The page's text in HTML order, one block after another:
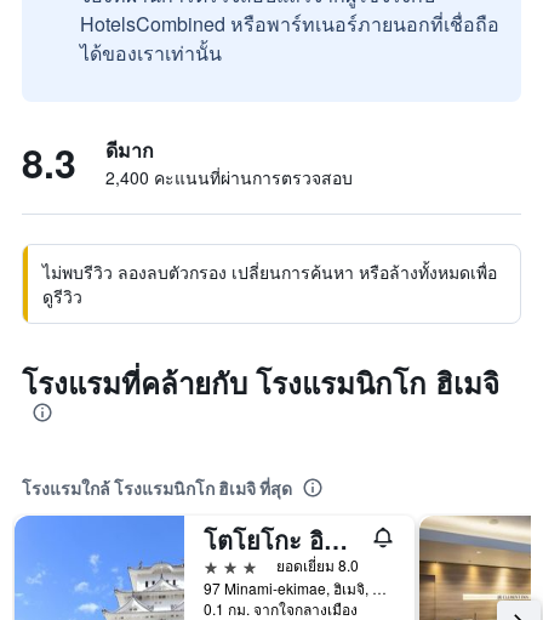
HotelsCombined หรือพาร์ทเนอร์ภายนอกที่เชื่อถือ
ได้ของเราเท่านั้น
8.3 ดีมาก
2,400 คะแนนที่ผ่านการตรวจสอบ
ไม่พบรีวิว ลองลบตัวกรอง เปลี่ยนการค้นหา หรือล้างทั้งหมดเพื่อ
ดูรีวิว
โรงแรมที่คล้ายกับ โรงแรมนิกโก ฮิเมจิ
โรงแรมใกล้ โรงแรมนิกโก ฮิเมจิ ที่สุด
โตโยโกะ อินน์ สถานีฮิเมจิ ชินคันเซ็น มินามิ
3 ดาว
ยอดเยี่ยม 8.0
97 Minami-ekimae, ฮิเมจิ, ญี่ปุ่น
0.1 กม. จากใจกลางเมือง